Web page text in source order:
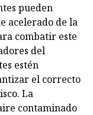
pueden
acelerado de la
combatir este
del
estén
el correcto
La
contaminado